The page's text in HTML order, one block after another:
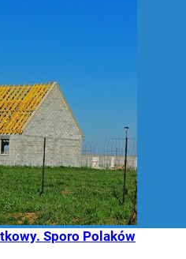
Sporo Polaków